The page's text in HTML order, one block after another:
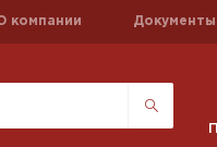
компании Документы